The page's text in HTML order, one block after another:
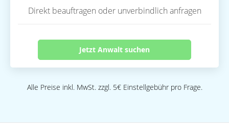
Direkt beauftragen oder unverbindlich anfragen
Jetzt Anwalt suchen
Alle Preise inkl. MwSt. zzgl. 5€ Einstellgebühr pro Frage.